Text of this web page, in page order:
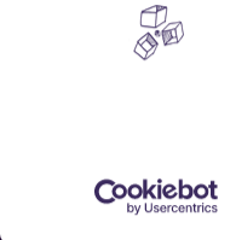
Home
Vrijwilligers